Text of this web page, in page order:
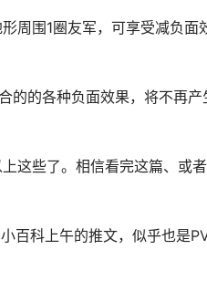
周围1圈友军，可享受减负面
的的各种负面效果，将不再产
这些了。相信看完这篇、或
百科上午的推文，似乎也是